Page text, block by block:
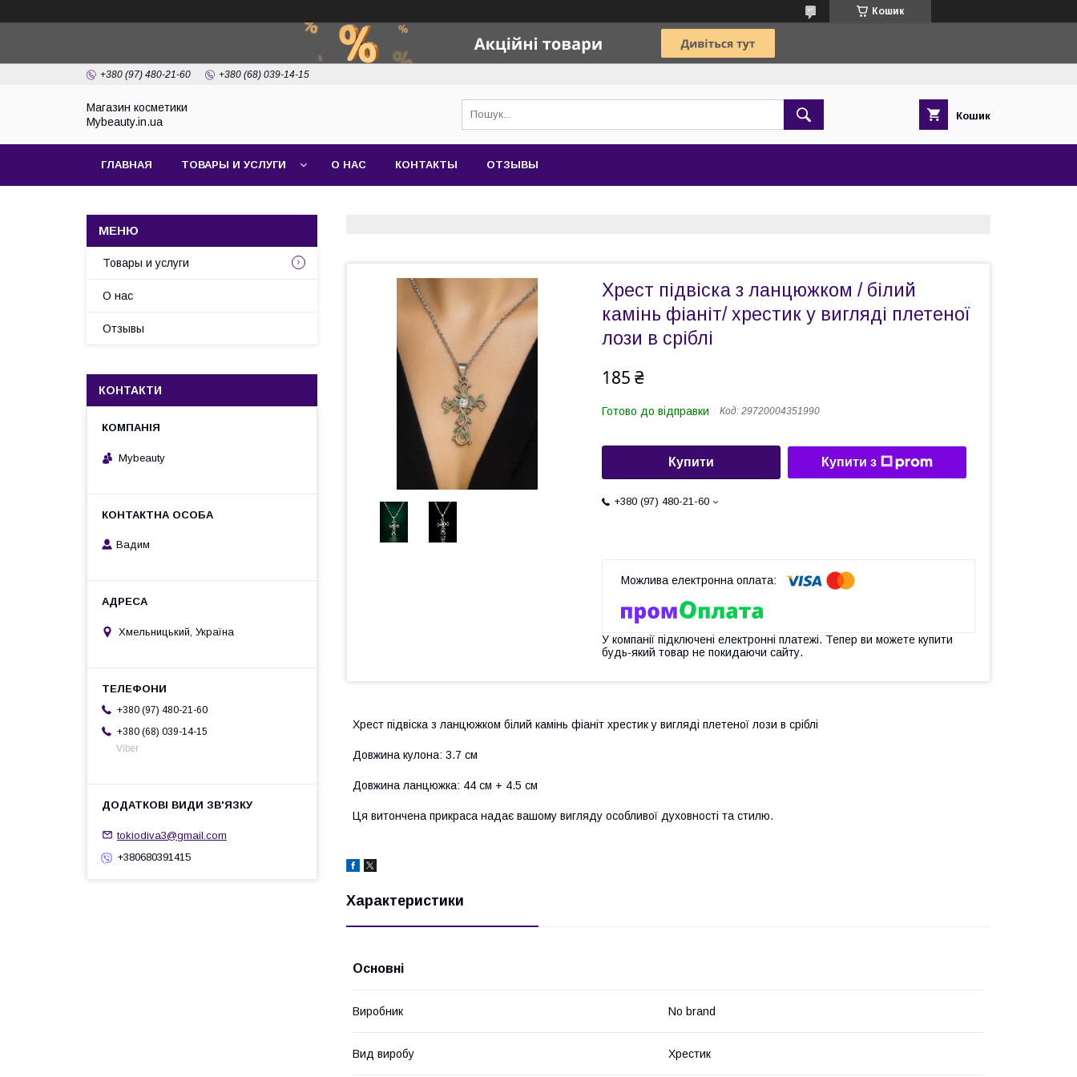
Кошик
+380 (97) 480-21-60 +380 (68) 039-14-15
Магазин косметики
Mybeauty.in.ua
Кошик
ГЛАВНАЯ ТОВАРЫ И УСЛУГИ О НАС КОНТАКТЫ ОТЗЫВЫ
Хрест підвіска з ланцюжком / білий
камінь фіаніт/ хрестик у вигляді плетеної
лози в сріблі
185 ₴
Готово до відправки Код: 29720004351990
Купити Купити з
+380 (97) 480-21-60
У компанії підключені електронні платежі. Тепер ви можете купити
будь-який товар не покидаючи сайту.
Хрест підвіска з ланцюжком білий камінь фіаніт хрестик у вигляді плетеної лози в сріблі
Довжина кулона: 3.7 см
Довжина ланцюжка: 44 см + 4.5 см
Ця витончена прикраса надає вашому вигляду особливої духовності та стилю.
Характеристики
Основні
Виробник No brand
Вид виробу Хрестик
Товары и услуги
О нас
Отзывы
КОНТАКТИ
Mybeauty
Вадим
Хмельницький, Україна
+380 (97) 480-21-60
+380 (68) 039-14-15
Viber
tokiodiva3@gmail.com
+380680391415